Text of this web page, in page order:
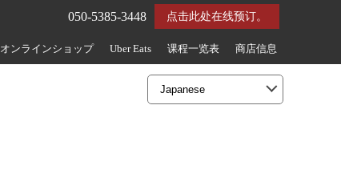
点击此处在线预订。
050-5385-3448
オンラインショップ Uber Eats 课程一览表 商店信息